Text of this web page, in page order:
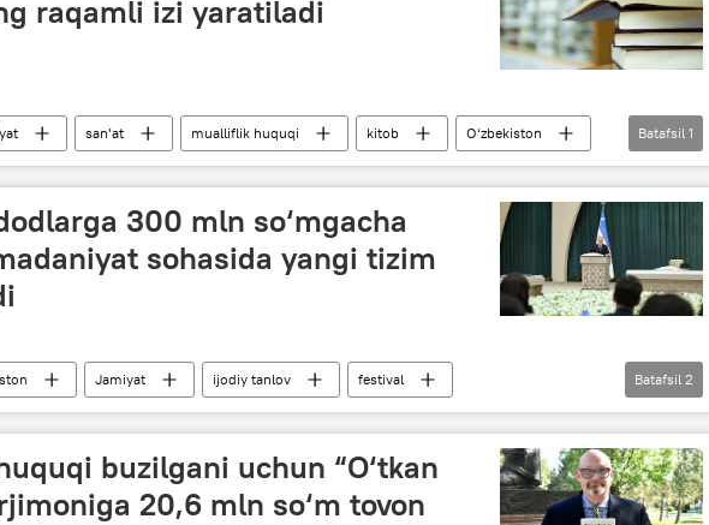
raqamli izi yaratiladi
san’at mualliflik huquqi kitob
O‘zbekiston
Batafsil 1
300 mln so‘mgacha
sohasida yangi tizim
Jamiyat ijodiy tanlov
festival
Madaniyat
Batafsil 2
buzilgani uchun “O‘tkan
20,6 mln so‘m tovon